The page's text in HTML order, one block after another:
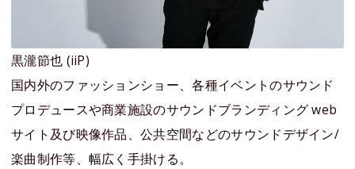
黒瀧節也 (iiP)
国内外のファッションショー、各種イベントのサウンド
プロデュースや商業施設のサウンドブランディング web
サイト及び映像作品、公共空間などのサウンドデザイン/
楽曲制作等、幅広く手掛ける。